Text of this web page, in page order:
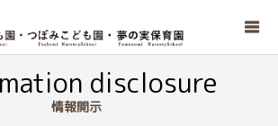
disclosure
情報開示